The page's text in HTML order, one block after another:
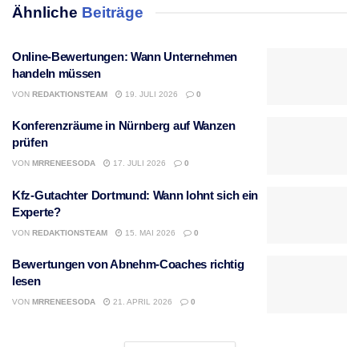
Ähnliche Beiträge
Online-Bewertungen: Wann Unternehmen
handeln müssen
VON REDAKTIONSTEAM 19. JULI 2026 0
Konferenzräume in Nürnberg auf Wanzen
prüfen
VON MRRENEESODA 17. JULI 2026 0
Kfz-Gutachter Dortmund: Wann lohnt sich ein
Experte?
VON REDAKTIONSTEAM 15. MAI 2026 0
Bewertungen von Abnehm-Coaches richtig
lesen
VON MRRENEESODA 21. APRIL 2026 0